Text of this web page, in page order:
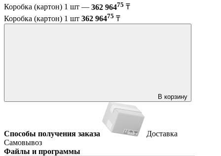
Коробка (картон) 1 шт — 362 96475 ₸
Коробка (картон) 1 шт 362 96475 ₸
В корзину
Способы получения заказа
Доставка
Самовывоз
Файлы и программы